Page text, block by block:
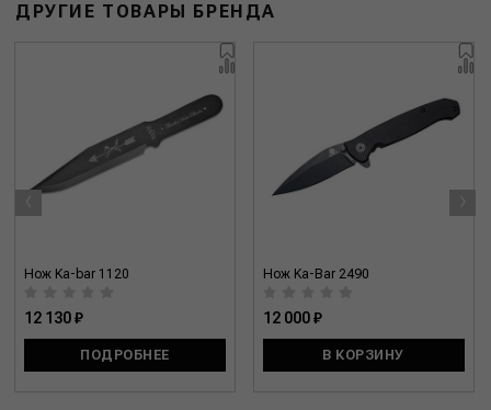
ДРУГИЕ ТОВАРЫ БРЕНДА
Нож Ka-bar 1120
12 130 ₽
ПОДРОБНЕЕ
Нож Ka-Bar 2490
12 000 ₽
В КОРЗИНУ
‹ ›